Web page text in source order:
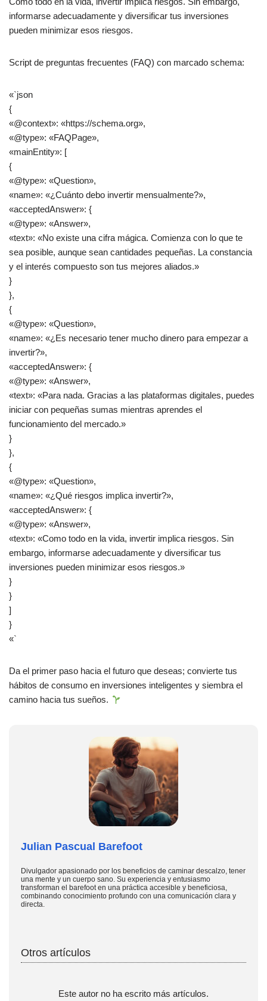
informarse adecuadamente y diversificar tus inversiones
pueden minimizar esos riesgos.
Script de preguntas frecuentes (FAQ) con marcado schema:
«`json
{
«@context»: «https://schema.org»,
«@type»: «FAQPage»,
«mainEntity»: [
{
«@type»: «Question»,
«name»: «¿Cuánto debo invertir mensualmente?»,
«acceptedAnswer»: {
«@type»: «Answer»,
«text»: «No existe una cifra mágica. Comienza con lo que te
sea posible, aunque sean cantidades pequeñas. La constancia
y el interés compuesto son tus mejores aliados.»
}
},
{
«@type»: «Question»,
«name»: «¿Es necesario tener mucho dinero para empezar a
invertir?»,
«acceptedAnswer»: {
«@type»: «Answer»,
«text»: «Para nada. Gracias a las plataformas digitales, puedes
iniciar con pequeñas sumas mientras aprendes el
funcionamiento del mercado.»
}
},
{
«@type»: «Question»,
«name»: «¿Qué riesgos implica invertir?»,
«acceptedAnswer»: {
«@type»: «Answer»,
«text»: «Como todo en la vida, invertir implica riesgos. Sin
embargo, informarse adecuadamente y diversificar tus
inversiones pueden minimizar esos riesgos.»
}
}
]
}
«`
Da el primer paso hacia el futuro que deseas; convierte tus
hábitos de consumo en inversiones inteligentes y siembra el
camino hacia tus sueños.
Julian Pascual Barefoot
Divulgador apasionado por los beneficios de caminar descalzo, tener
una mente y un cuerpo sano. Su experiencia y entusiasmo
transforman el barefoot en una práctica accesible y beneficiosa,
combinando conocimiento profundo con una comunicación clara y
directa.
Otros artículos
Este autor no ha escrito más artículos.